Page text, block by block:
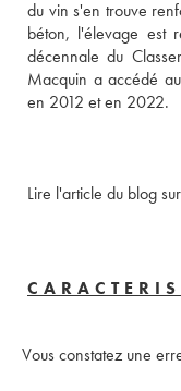
du vin s'en trouve
béton, l'élevage est
décennale du
Macquin a accédé
en 2012 et en 2022.
Lire l'article du blog
Vous constatez une